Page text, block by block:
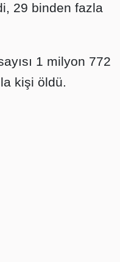
29 binden fazla
1 milyon 772
kişi öldü.